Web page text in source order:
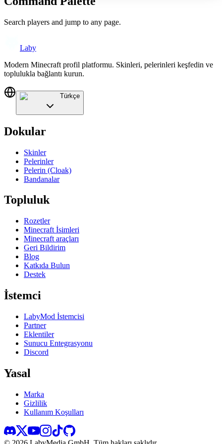
Search players and jump to any page.
Laby
Modern Minecraft profil platformu. Skinleri, pelerinleri keşfedin ve
toplulukla bağlantı kurun.
Türkçe
Dokular
Skinler
Pelerinler
Pelerin (Cloak)
Bandanalar
Topluluk
Rozetler
Minecraft İsimleri
Minecraft araçları
Geri Bildirim
Blog
Katkıda Bulun
Destek
İstemci
LabyMod İstemcisi
Partner
Eklentiler
Sunucu Entegrasyonu
Discord
Yasal
Marka
Gizlilik
Kullanım Koşulları